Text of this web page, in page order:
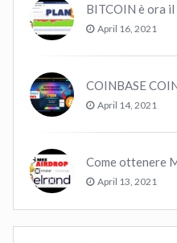
BITCOIN è ora
April 16, 2021
April 14, 2021
April 13, 2021